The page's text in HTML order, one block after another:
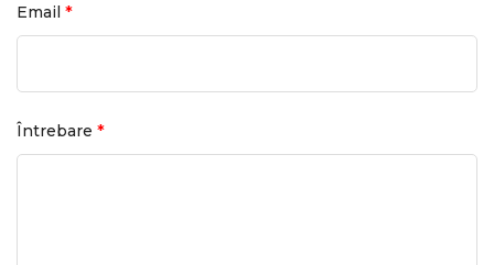
Email *
Întrebare *